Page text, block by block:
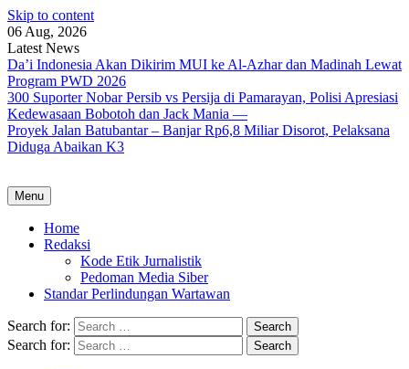
Skip to content
06 Aug, 2026
Latest News
Da’i Indonesia Akan Dikirim MUI ke Al-Azhar dan Madinah Lewat
Program PWD 2026
300 Suporter Nobar Persib vs Persija di Pamarayan, Polisi Apresiasi
Kedewasaan Bobotoh dan Jack Mania —
Proyek Jalan Batubantar – Banjar Rp6,8 Miliar Disorot, Pelaksana
Diduga Abaikan K3
Menu
Home
Redaksi
Kode Etik Jurnalistik
Pedoman Media Siber
Standar Perlindungan Wartawan
Search for:
Search for: